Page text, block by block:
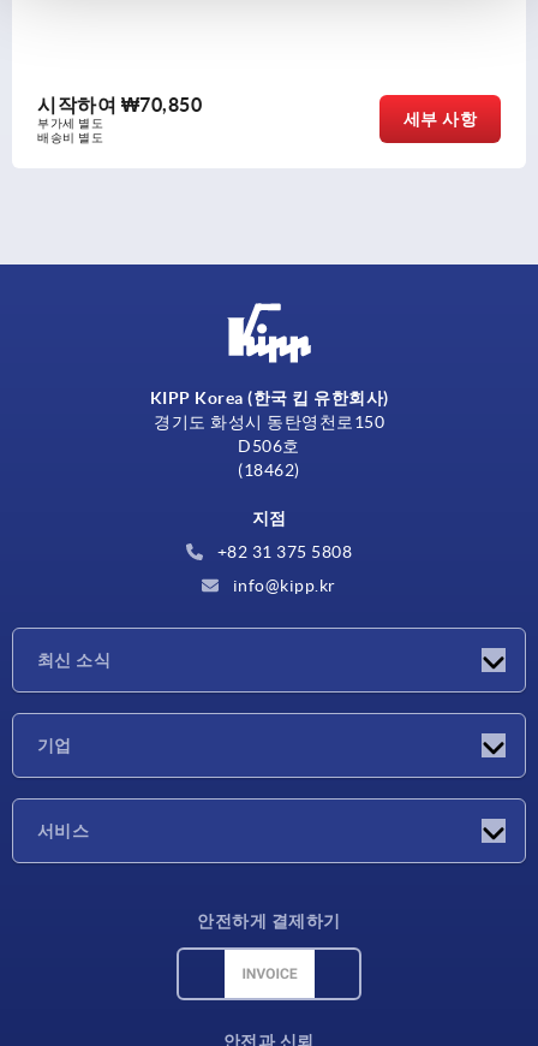
₩70,850 시
배송비
KIPP Korea (한국 킵 유한회사)
경기도 화성시 동탄영천로150
D506호
(18462)
지점
+82 31 375 5808
info@kipp.kr
최신 소식
기업
서비스
안전하게 결제하기
안전과 신뢰